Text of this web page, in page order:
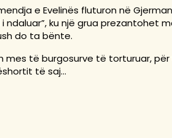
e Evelinës fluturon në
i ndaluar”, ku një grua prezantohet
do ta bënte.
mes të burgosurve të torturuar,
të saj...